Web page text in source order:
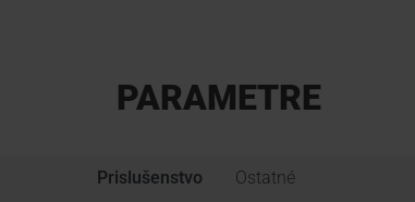
PARAMETRE
Prislušenstvo Ostatné